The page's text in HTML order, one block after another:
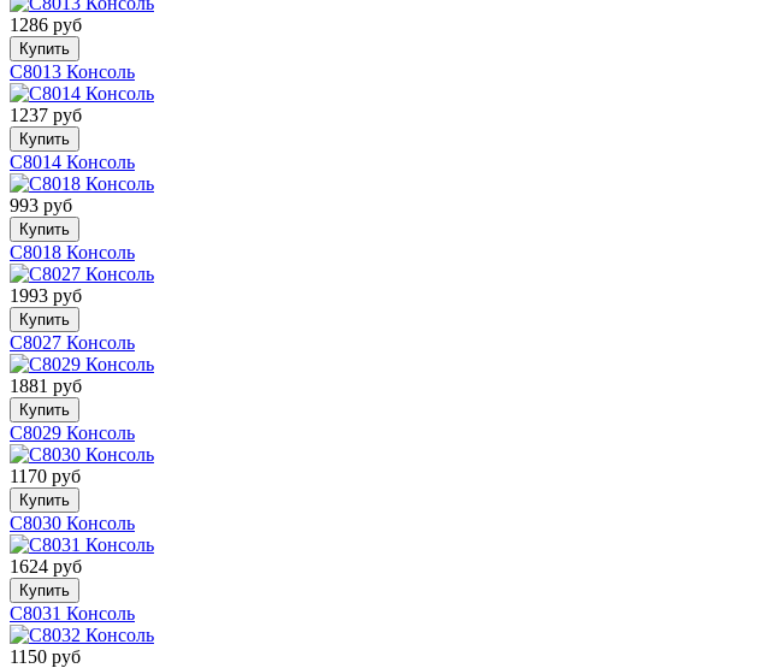
1286 руб
Купить
C8013 Консоль
1237 руб
Купить
C8014 Консоль
993 руб
Купить
C8018 Консоль
1993 руб
Купить
C8027 Консоль
1881 руб
Купить
C8029 Консоль
1170 руб
Купить
C8030 Консоль
1624 руб
Купить
C8031 Консоль
1150 руб